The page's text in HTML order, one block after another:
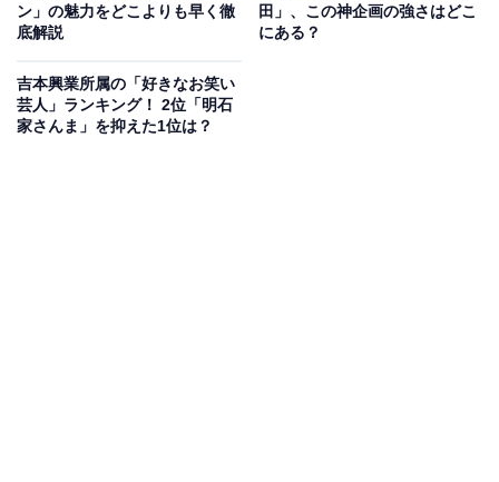
にフジテレビ系）などの特別番組や、『M-1グランプ
リ』『キングオブコント』の審査員まで含めれば、今後
もかなりの影響が出ることになります。
すでに、『まつもtoなかい』は、二宮和也さんを司会に
ン」の魅力をどこよりも早く徹
底解説
田」、この神企画の強さはどこ
にある？
吉本興業所属の「好きなお笑い
芸人」ランキング！ 2位「明石
家さんま」を抑えた1位は？